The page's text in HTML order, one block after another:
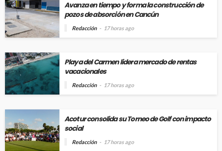
Avanza en tiempo y forma la construcción de
pozos de absorción en Cancún
Redacción 17 horas ago
Playa del Carmen lidera mercado de rentas
vacacionales
Redacción 17 horas ago
Acotur consolida su Torneo de Golf con impacto
social
Redacción 17 horas ago